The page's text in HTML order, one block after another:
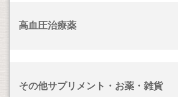
高血圧治療薬
その他サプリメント・お薬・雑貨